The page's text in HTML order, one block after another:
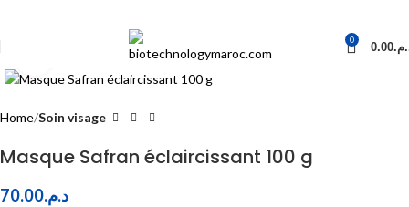
0 0.00
Click to enlarge
Home Soin visage
Masque Safran éclaircissant 100 g
د.م.70.00